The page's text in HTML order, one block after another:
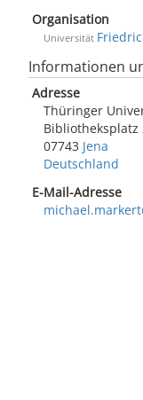
Organisation
Universität
Informationen
Adresse
Thüringer
Bibliotheksplatz
07743 Jena
Deutschland
E-Mail-Adresse